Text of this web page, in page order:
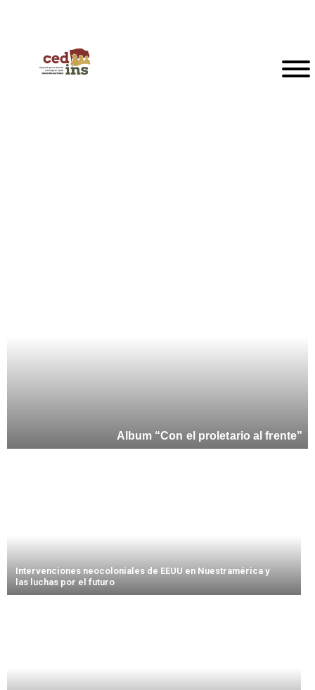
Album “Con el proletario al frente”
Intervenciones neocoloniales de EEUU en Nuestramérica y
las luchas por el futuro